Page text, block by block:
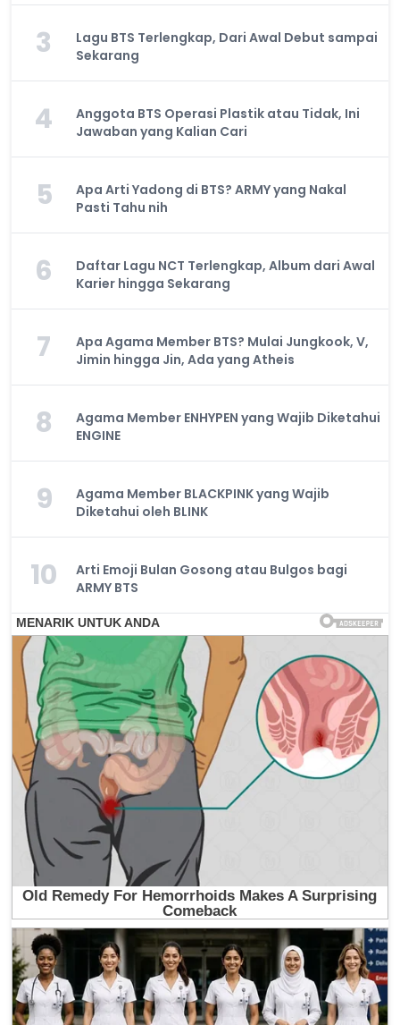
3
Lagu BTS Terlengkap, Dari Awal Debut sampai
Sekarang
4
Anggota BTS Operasi Plastik atau Tidak, Ini
Jawaban yang Kalian Cari
5
Apa Arti Yadong di BTS? ARMY yang Nakal
Pasti Tahu nih
6
Daftar Lagu NCT Terlengkap, Album dari Awal
Karier hingga Sekarang
7
Apa Agama Member BTS? Mulai Jungkook, V,
Jimin hingga Jin, Ada yang Atheis
8
Agama Member ENHYPEN yang Wajib Diketahui
ENGINE
9
Agama Member BLACKPINK yang Wajib
Diketahui oleh BLINK
10
Arti Emoji Bulan Gosong atau Bulgos bagi
ARMY BTS